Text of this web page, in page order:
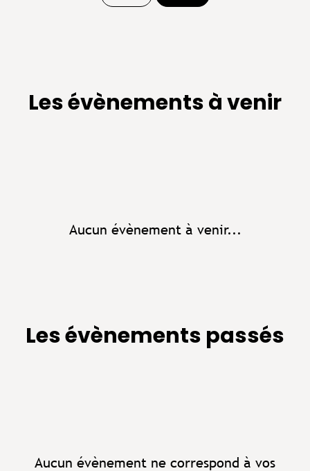
Les évènements à venir
Aucun évènement à venir...
Les évènements passés
Aucun évènement ne correspond à vos